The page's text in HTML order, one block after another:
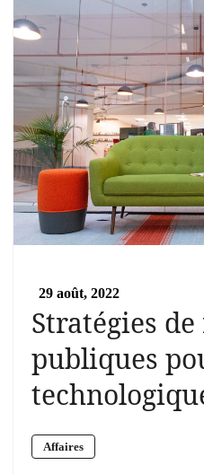
29 août, 2022
Stratégies
publiques
Affaires